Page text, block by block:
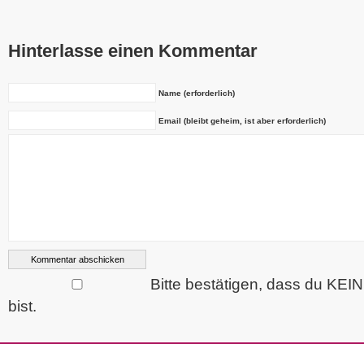
Hinterlasse einen Kommentar
Name (erforderlich)
Email (bleibt geheim, ist aber erforderlich)
Bitte bestätigen, dass du
bist.